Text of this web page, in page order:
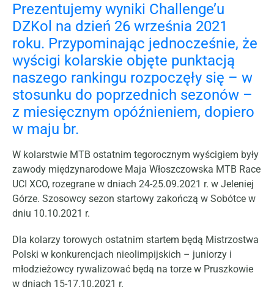
Prezentujemy wyniki Challenge’u
DZKol na dzień 26 września 2021
roku. Przypominając jednocześnie, że
wyścigi kolarskie objęte punktacją
naszego rankingu rozpoczęły się – w
stosunku do poprzednich sezonów –
z miesięcznym opóźnieniem, dopiero
w maju br.
W kolarstwie MTB ostatnim tegorocznym wyścigiem były
zawody międzynarodowe Maja Włoszczowska MTB Race
UCI XCO, rozegrane w dniach 24-25.09.2021 r. w Jeleniej
Górze. Szosowcy sezon startowy zakończą w Sobótce w
dniu 10.10.2021 r.
Dla kolarzy torowych ostatnim startem będą Mistrzostwa
Polski w konkurencjach nieolimpijskich – juniorzy i
młodzieżowcy rywalizować będą na torze w Pruszkowie
w dniach 15-17.10.2021 r.